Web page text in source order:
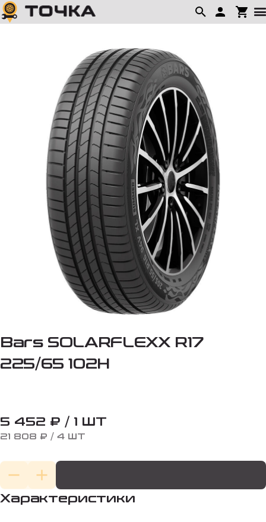
Bars SOLARFLEXX R17
225/65 102H
5 452 ₽ / 1 ШТ
21 808 ₽ / 4 ШТ
Характеристики